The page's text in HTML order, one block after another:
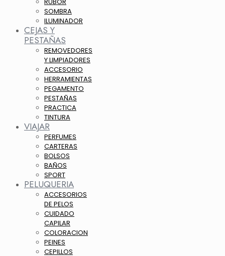
SOMBRA
ILUMINADOR
CEJAS Y
PESTAÑAS
REMOVEDORES
Y LIMPIADORES
ACCESORIO
HERRAMIENTAS
PEGAMENTO
PESTAÑAS
PRACTICA
TINTURA
VIAJAR
PERFUMES
CARTERAS
BOLSOS
BAÑOS
SPORT
PELUQUERIA
ACCESORIOS
DE PELOS
CUIDADO
CAPILAR
COLORACION
PEINES
CEPILLOS